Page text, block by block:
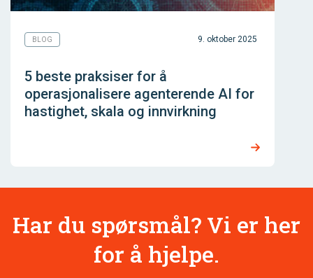
BLOG 9. oktober 2025
5 beste praksiser for å
operasjonalisere agenterende AI for
hastighet, skala og innvirkning
Har du spørsmål? Vi er her
for å hjelpe.